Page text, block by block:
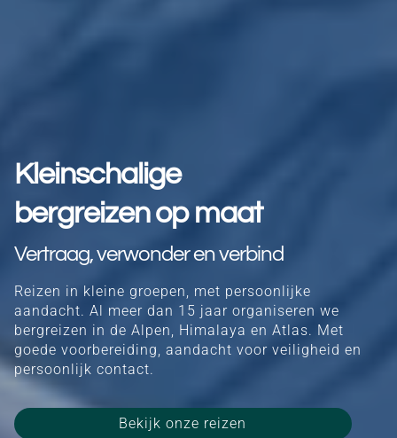
Kleinschalige
bergreizen op maat
Vertraag,verwonderen verbind
Reizen in kleine groepen, met persoonlijke
aandacht. Al meer dan 15 jaar organiseren we
bergreizen in de Alpen, Himalaya en Atlas. Met
goede voorbereiding, aandacht voor veiligheid en
persoonlijk contact.
Bekijk onze reizen